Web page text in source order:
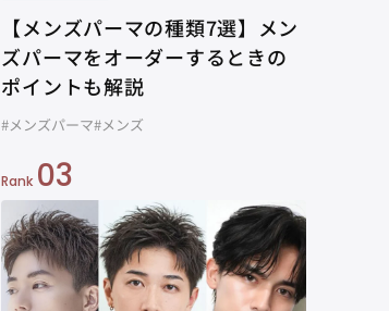
【メンズパーマの種類7選】メン
ズパーマをオーダーするときの
ポイントも解説
#メンズパーマ#メンズ
Rank 03